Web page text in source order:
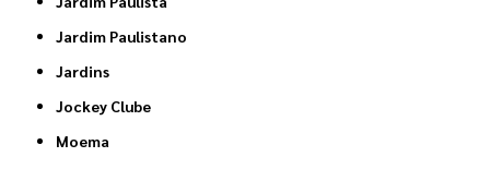
Jardim Paulistano
Jardins
Jockey Clube
Moema